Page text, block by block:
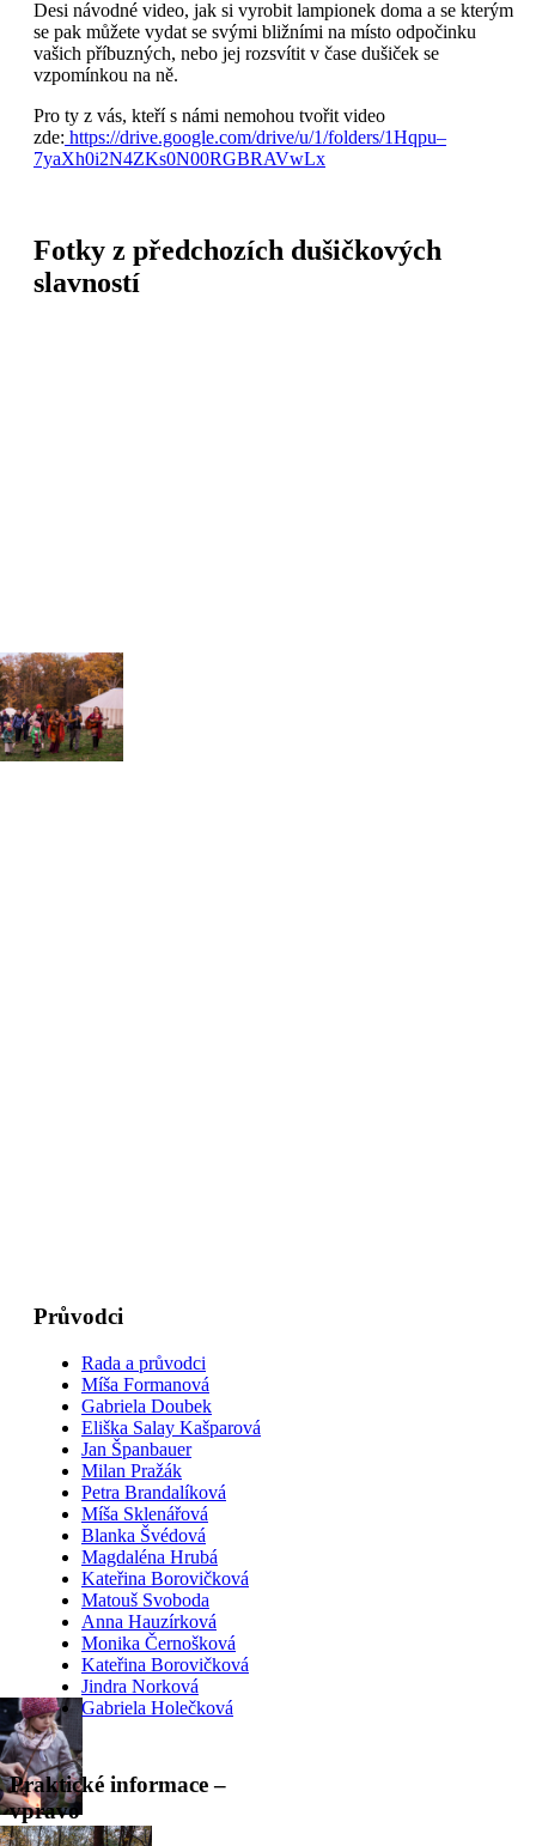
Desi návodné video, jak si vyrobit lampionek doma a se kterým
se pak můžete vydat se svými bližními na místo odpočinku
vašich příbuzných, nebo jej rozsvítit v čase dušiček se
vzpomínkou na ně.
Pro ty z vás, kteří s námi nemohou tvořit video
zde: https://drive.google.com/drive/u/1/folders/1Hqpu–
7yaXh0i2N4ZKs0N00RGBRAVwLx
Fotky z předchozích dušičkových
slavností
Průvodci
Rada a průvodci
Míša Formanová
Gabriela Doubek
Eliška Salay Kašparová
Jan Španbauer
Milan Pražák
Petra Brandalíková
Míša Sklenářová
Blanka Švédová
Magdaléna Hrubá
Kateřina Borovičková
Matouš Svoboda
Anna Hauzírková
Monika Černošková
Kateřina Borovičková
Jindra Norková
Gabriela Holečková
Praktické informace –
vpravo